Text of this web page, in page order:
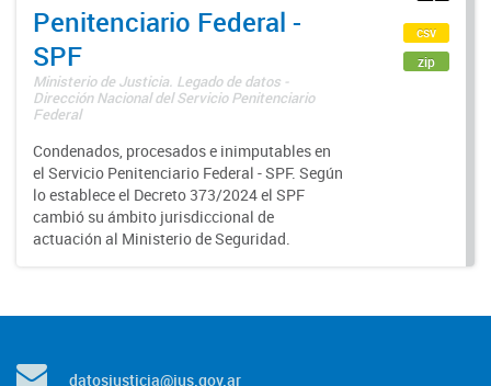
Penitenciario Federal -
SPF
Ministerio de Justicia. Legado de datos -
Dirección Nacional del Servicio Penitenciario
Federal
Condenados, procesados e inimputables en
el Servicio Penitenciario Federal - SPF. Según
lo establece el Decreto 373/2024 el SPF
cambió su ámbito jurisdiccional de
actuación al Ministerio de Seguridad.
csv
zip
datosjusticia@jus.gov.ar